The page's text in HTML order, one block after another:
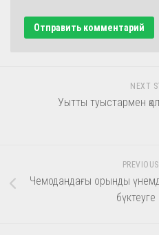
NEXT
Уытты туыстармен
Чемодандағы орынды